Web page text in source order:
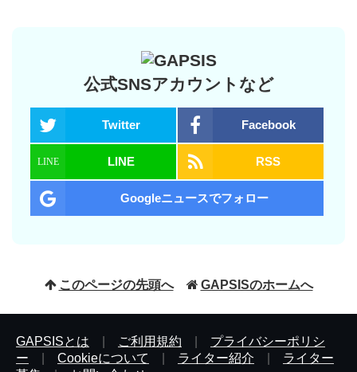
公式SNSアカウントなど
Twitter Facebook
LINE RSS
Googleニュースでフォロー
このページの先頭へ GAPSISのホームへ
GAPSISとは ご利用規約
プライバシーポリシ
ー
Cookieについて ライター紹介
ライター